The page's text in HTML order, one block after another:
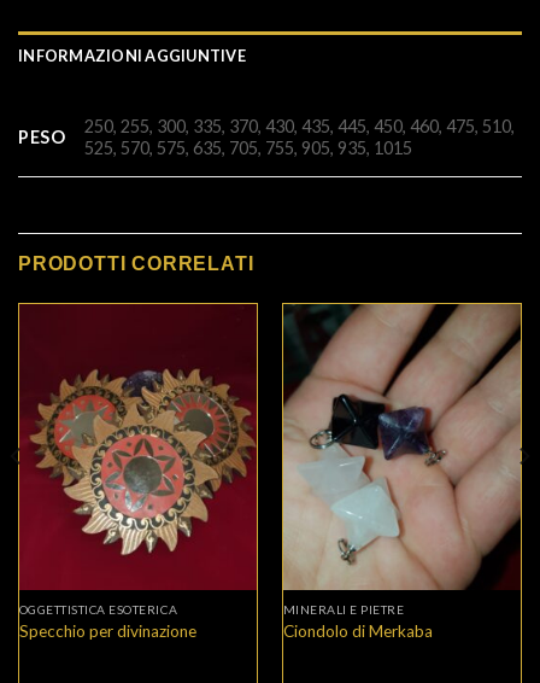
INFORMAZIONI AGGIUNTIVE
PESO
250, 255, 300, 335, 370, 430, 435, 445, 450, 460, 475, 510,
525, 570, 575, 635, 705, 755, 905, 935, 1015
PRODOTTI CORRELATI
OGGETTISTICA ESOTERICA
Specchio per divinazione
MINERALI E PIETRE
Ciondolo di Merkaba